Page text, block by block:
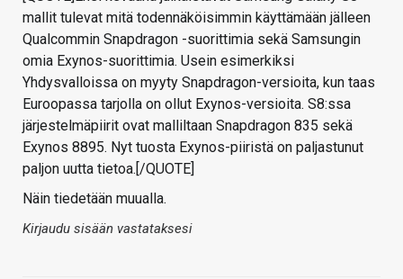
mallit tulevat mitä todennäköisimmin käyttämään jälleen
Qualcommin Snapdragon -suorittimia sekä Samsungin
omia Exynos-suorittimia. Usein esimerkiksi
Yhdysvalloissa on myyty Snapdragon-versioita, kun taas
Euroopassa tarjolla on ollut Exynos-versioita. S8:ssa
järjestelmäpiirit ovat malliltaan Snapdragon 835 sekä
Exynos 8895. Nyt tuosta Exynos-piiristä on paljastunut
paljon uutta tietoa.[/QUOTE]
Näin tiedetään muualla.
Kirjaudu sisään vastataksesi